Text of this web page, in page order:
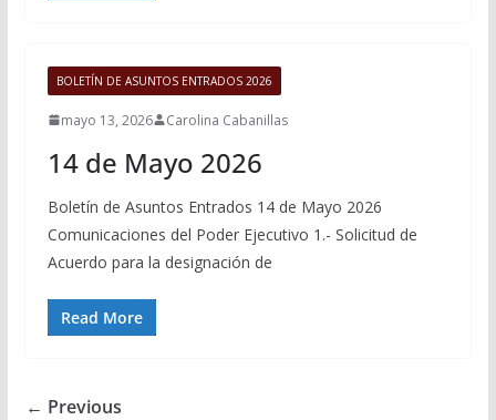
BOLETÍN DE ASUNTOS ENTRADOS 2026
mayo 13, 2026 Carolina Cabanillas
14 de Mayo 2026
Boletín de Asuntos Entrados 14 de Mayo 2026
Comunicaciones del Poder Ejecutivo 1.- Solicitud de
Acuerdo para la designación de
Read More
← Previous